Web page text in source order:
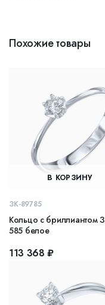
Похожие товары
В КОРЗИНУ
ЗК-89785
Кольцо с бриллиантом
585 белое
113 368 ₽